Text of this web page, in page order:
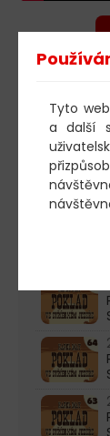
Tyto
a další